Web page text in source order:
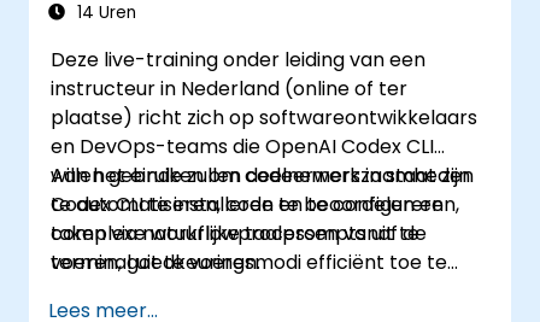
14 Uren
Deze live-training onder leiding van een
instructeur in Nederland (online of ter
plaatse) richt zich op softwareontwikkelaars
en DevOps-teams die OpenAI Codex CLI
willen gebruiken om codeerwerkzaamheden
te automatiseren, code te beoordelen en
complexe workflowprocessen vanaf de
terminal uit te voeren.
Aan het einde zullen deelnemers in staat zijn
Codex CLI te installeren en te configureren,
taken via natuurlijke taalprompts uit te
voeren, goedkeuringsmodi efficiënt toe te
Lees meer...